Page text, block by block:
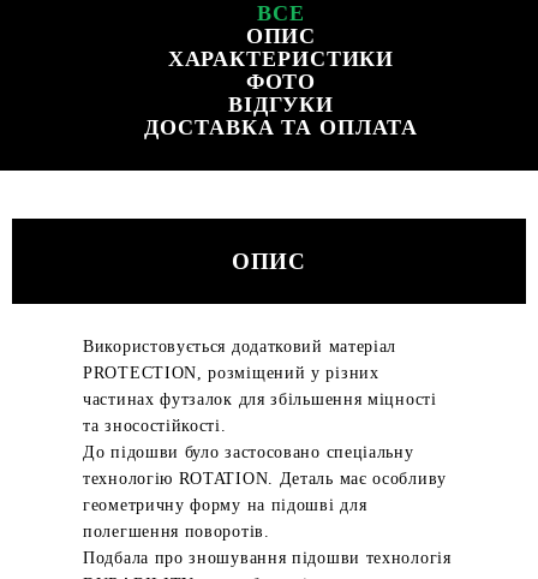
ВСЕ
ОПИС
ХАРАКТЕРИСТИКИ
ФОТО
ВІДГУКИ
ДОСТАВКА ТА ОПЛАТА
ОПИС
Використовується додатковий матеріал
PROTECTION, розміщений у різних
частинах футзалок для збільшення міцності
та зносостійкості.
До підошви було застосовано спеціальну
технологію ROTATION. Деталь має особливу
геометричну форму на підошві для
полегшення поворотів.
Подбала про зношування підошви технологія